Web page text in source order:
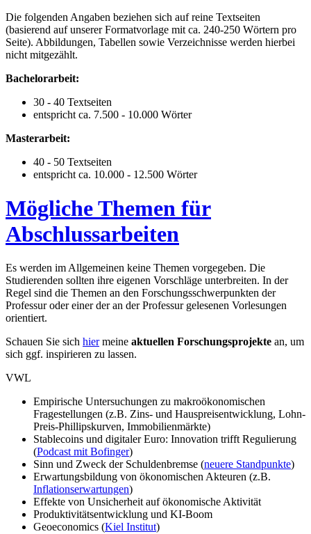
Die folgenden Angaben beziehen sich auf reine Textseiten
(basierend auf unserer Formatvorlage mit ca. 240-250 Wörtern pro
Seite). Abbildungen, Tabellen sowie Verzeichnisse werden hierbei
nicht mitgezählt.
Bachelorarbeit:
30 - 40 Textseiten
entspricht ca. 7.500 - 10.000 Wörter
Masterarbeit:
40 - 50 Textseiten
entspricht ca. 10.000 - 12.500 Wörter
Mögliche Themen für
Abschlussarbeiten
Es werden im Allgemeinen keine Themen vorgegeben. Die
Studierenden sollten ihre eigenen Vorschläge unterbreiten. In der
Regel sind die Themen an den Forschungsschwerpunkten der
Professur oder einer der an der Professur gelesenen Vorlesungen
orientiert.
Schauen Sie sich hiermeine aktuellen Forschungsprojekte an, um
sich ggf. inspirieren zu lassen.
VWL
Empirische Untersuchungen zu makroökonomischen
Fragestellungen (z.B. Zins- und Hauspreisentwicklung, Lohn-
Preis-Phillipskurven, Immobilienmärkte)
Stablecoins und digitaler Euro: Innovation trifft Regulierung
(Podcast mit Bofinger)
Sinn und Zweck der Schuldenbremse (neuere Standpunkte)
Erwartungsbildung von ökonomischen Akteuren (z.B.
Inflationserwartungen)
Effekte von Unsicherheit auf ökonomische Aktivität
Produktivitätsentwicklung und KI-Boom
Geoeconomics (Kiel Institut)